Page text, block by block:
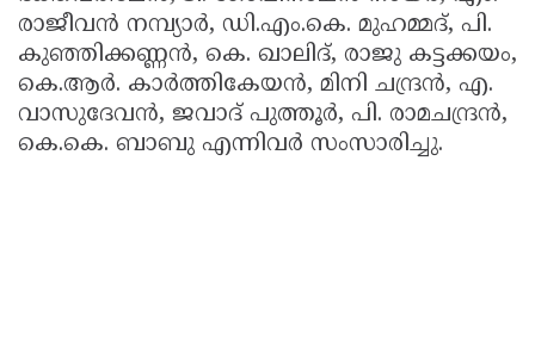
രാജീവൻ നമ്പ്യാർ, ഡി.എം.കെ. മുഹമ്മദ്, പി.
കുഞ്ഞിക്കണ്ണൻ, കെ. ഖാലിദ്, രാജു കട്ടക്കയം,
കെ.ആർ. കാർത്തികേയൻ, മിനി ചന്ദ്രൻ, എ.
വാസുദേവൻ, ജവാദ് പുത്തൂർ, പി. രാമചന്ദ്രൻ,
കെ.കെ. ബാബു എന്നിവർ സംസാരിച്ചു.